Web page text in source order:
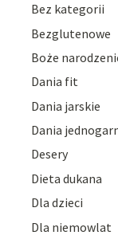
Bez kategorii
Bezglutenowe
Boże
Dania fit
Dania jarskie
Dania
Desery
Dieta dukana
Dla dzieci
Dla niemowlat